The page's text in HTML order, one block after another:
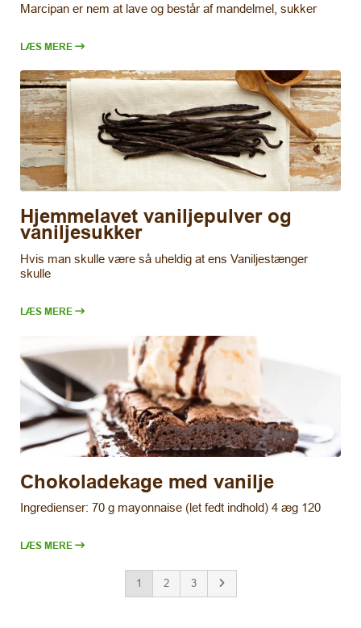
Marcipan er nem at lave og består af mandelmel, sukker
LÆS MERE
Hjemmelavet vaniljepulver og
vaniljesukker
Hvis man skulle være så uheldig at ens Vaniljestænger
skulle
LÆS MERE
Chokoladekage med vanilje
Ingredienser: 70 g mayonnaise (let fedt indhold) 4 æg 120
LÆS MERE
1 2 3